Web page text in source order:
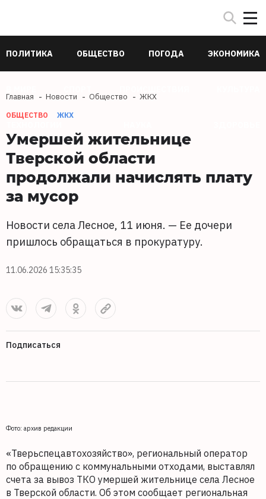
ПОЛИТИКА ОБЩЕСТВО ПОГОДА ЭКОНОМИКА
Главная Новости Общество ЖКХ
ОБЩЕСТВО ЖКХ
Умершей жительнице
Тверской области
продолжали начислять плату
за мусор
Новости села Лесное, 11 июня. — Ее дочери
пришлось обращаться в прокуратуру.
11.06.2026 15:35:35
Подписаться
Фото: архив редакции
«Тверьспецавтохозяйство», региональный оператор
по обращению с коммунальными отходами, выставлял
счета за вывоз ТКО умершей жительнице села Лесное
в Тверской области. Об этом сообщает региональная